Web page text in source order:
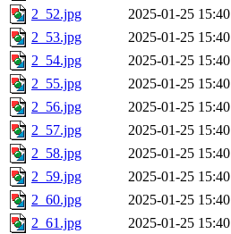
2_52.jpg
2025-01-25 15:40
2_53.jpg
2025-01-25 15:40
2_54.jpg
2025-01-25 15:40
2_55.jpg
2025-01-25 15:40
2_56.jpg
2025-01-25 15:40
2_57.jpg
2025-01-25 15:40
2_58.jpg
2025-01-25 15:40
2_59.jpg
2025-01-25 15:40
2_60.jpg
2025-01-25 15:40
2_61.jpg
2025-01-25 15:40